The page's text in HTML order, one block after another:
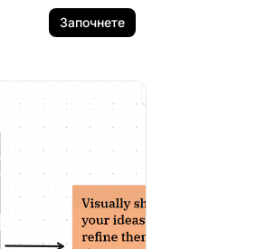
Започнете